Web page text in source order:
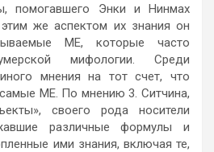
помогавшего Энки и Нинмах
же аспектом их знания он
ME, которые часто
мифологии. Среди
мнения на тот счет, что
ME. По мнению 3. Ситчина,
своего рода носители
различные формулы и
ими знания, включая те,